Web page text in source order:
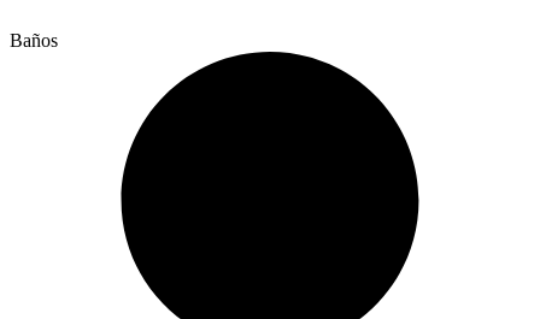
Baños